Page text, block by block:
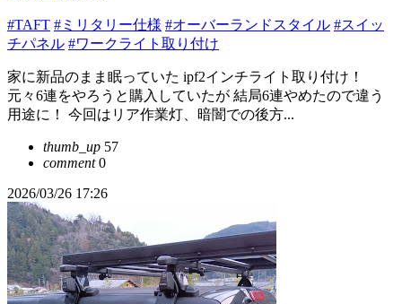
#TAFT #ミリタリー仕様 #オーバーランドスタイル #スイッ
チパネル #ワークライト取り付け
家に新品のまま眠っていた ipf2インチライト取り付け！
元々6連をやろうと購入していたが 結局6連やめたので違う
用途に！ 今回はリア作業灯、暗闇での後方...
thumb_up 57
comment0
2026/03/26 17:26